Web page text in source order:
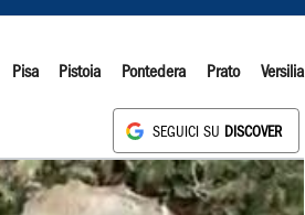
Pisa Pistoia Pontedera Prato Versilia
SEGUICI SU DISCOVER